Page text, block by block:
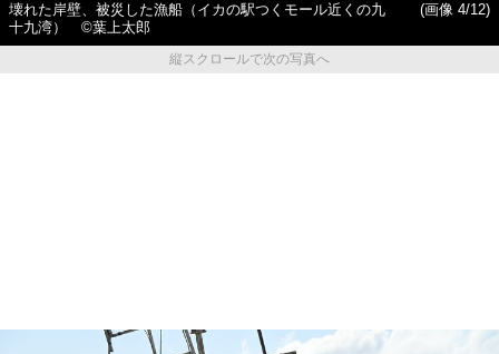
壊れた岸壁、被災した漁船（イカの駅つくモール近くの九
十九湾） ©️葉上太郎
(画像 4/12)
縦スクロールで次の写真へ